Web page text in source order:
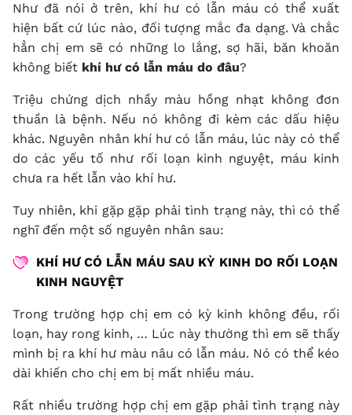
Như đã nói ở trên, khí hư có lẫn máu có thể xuất
hiện bất cứ lúc nào, đối tượng mắc đa dạng. Và chắc
hẳn chị em sẽ có những lo lắng, sợ hãi, băn khoăn
không biết khí hư có lẫn máu do đâu?
Triệu chứng dịch nhầy màu hồng nhạt không đơn
thuần là bệnh. Nếu nó không đi kèm các dấu hiệu
khác. Nguyên nhân khí hư có lẫn máu, lúc này có thể
do các yếu tố như rối loạn kinh nguyệt, máu kinh
chưa ra hết lẫn vào khí hư.
Tuy nhiên, khi gặp gặp phải tình trạng này, thì có thể
nghĩ đến một số nguyên nhân sau:
KHÍ HƯ CÓ LẪN MÁU SAU KỲ KINH DO RỐI LOẠN
KINH NGUYỆT
Trong trường hợp chị em có kỳ kinh không đều, rối
loạn, hay rong kinh, … Lúc này thường thì em sẽ thấy
mình bị ra khí hư màu nâu có lẫn máu. Nó có thể kéo
dài khiến cho chị em bị mất nhiều máu.
Rất nhiều trường hợp chị em gặp phải tình trạng này